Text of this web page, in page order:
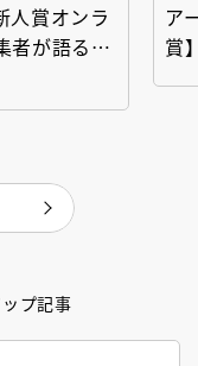
プ記事
人賞オンラ
者が語る
ア
賞